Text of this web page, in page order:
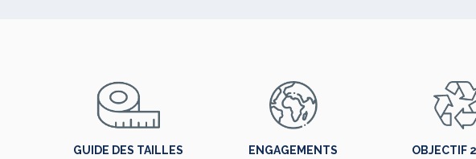
GUIDE DES TAILLES
ENGAGEMENTS
OBJECTIF